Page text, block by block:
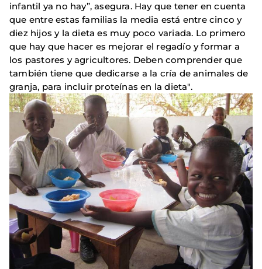
infantil ya no hay”, asegura. Hay que tener en cuenta
que entre estas familias la media está entre cinco y
diez hijos y la dieta es muy poco variada. Lo primero
que hay que hacer es mejorar el regadío y formar a
los pastores y agricultores. Deben comprender que
también tiene que dedicarse a la cría de animales de
granja, para incluir proteínas en la dieta".